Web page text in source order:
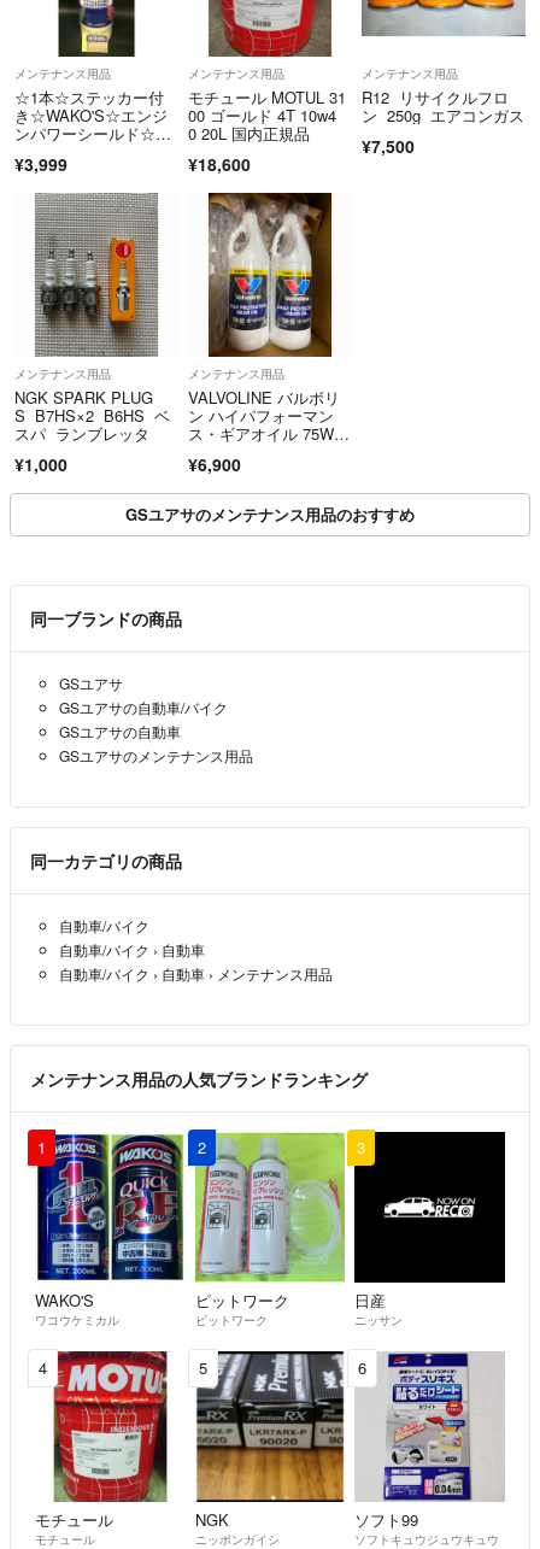
販売しております
万が一お届け後致命的な不具合がございましたら
評価前でしたら出品者送料負担にて返品後
返金させて頂きますので安心してお買い物ください
取付、脱着工賃等は負担できかねます
大幅な値下げはできませんが
常識の範囲内でしたら商品によりお値引き可能です
気になる商品があればコメントを頂ければ嬉しいです
もちろん、即購入でもOK!
コメント最中でも先に購入して頂いた方優先です
最後まで読んでいただきありがとうございました
気持ち良いお取引を心がけています
メンテナンス用品
☆1本☆ステッカー付
き☆WAKO'S☆エンジ
ンパワーシールド☆ワ
¥3,999
メンテナンス用品
モチュール MOTUL 31
00 ゴールド 4T 10w4
0 20L 国内正規品
¥18,600
メンテナンス用品
R12 リサイクルフロ
ン 250g エアコンガス
¥7,500
メンテナンス用品
NGK SPARK PLUG
S B7HS×2 B6HS ベ
スパ ランブレッタ
¥1,000
メンテナンス用品
VALVOLINE バルボリ
ン ハイパフォーマン
ス・ギアオイル 75W9
ト
¥6,900
GSユアサのメンテナンス用品のおすすめ
同一ブランドの商品
GSユアサ
GSユアサの自動車/バイク
GSユアサの自動車
GSユアサのメンテナンス用品
同一カテゴリの商品
自動車/バイク
自動車/バイク › 自動車
自動車/バイク › 自動車 › メンテナンス用品
メンテナンス用品の人気ブランドランキング
1
WAKO'S
ワコウケミカル
2
ピットワーク
ピットワーク
3
日産
ニッサン
4
モチュール
モチュール
5
NGK
ニッポンガイシ
6
ソフト99
ソフトキュウジュウキュウ